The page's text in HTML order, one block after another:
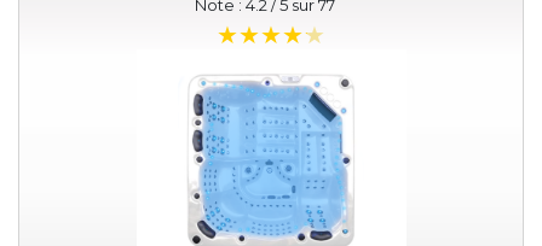
Note : 4.2 / 5 sur77